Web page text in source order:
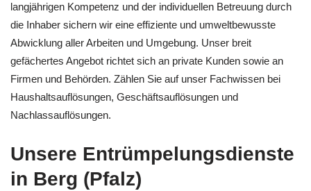
langjährigen Kompetenz und der individuellen Betreuung durch
die Inhaber sichern wir eine effiziente und umweltbewusste
Abwicklung aller Arbeiten und Umgebung. Unser breit
gefächertes Angebot richtet sich an private Kunden sowie an
Firmen und Behörden. Zählen Sie auf unser Fachwissen bei
Haushaltsauflösungen, Geschäftsauflösungen und
Nachlassauflösungen.
Unsere Entrümpelungsdienste
in Berg (Pfalz)